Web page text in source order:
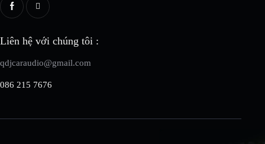
Liên hệ với chúng tôi :
qdjcaraudio@gmail.com
086 215 7676